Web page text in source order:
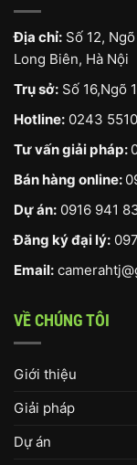
Địa chỉ: Số 12,
Long Biên, Hà Nội
Trụ sở: Số 16,Ngõ
Hotline: 0243
Tư vấn giải pháp:
Bán hàng online:
Dự án: 0916 941
Đăng ký đại lý:
Email:
VỀ CHÚNG TÔI
Giới thiệu
Giải pháp
Dự án